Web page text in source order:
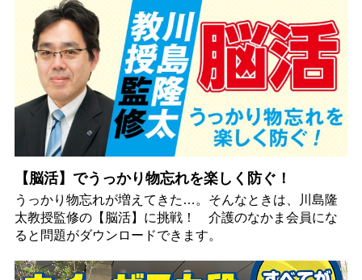
【脳活】でうっかり物忘れを楽しく防ぐ！
うっかり物忘れが増えてきた…。そんなときは、川島隆
太教授監修の【脳活】に挑戦！ 介護のなかま会員にな
ると問題がダウンロードできます。